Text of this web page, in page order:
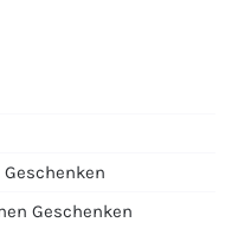
Geschenken